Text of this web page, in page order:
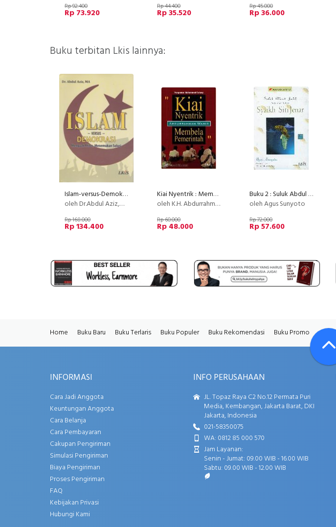
Rp 92.400
Rp 73.920
Rp 44.400
Rp 35.520
Rp 45.000
Rp 36.000
Buku terbitan Lkis lainnya:
Islam-versus-Demokrasi : menguak mitos,menemukan solusi
oleh Dr.Abdul Aziz,MA
Rp 168.000
Rp 134.400
Kiai Nyentrik : Membela Pemerintah
oleh K.H. Abdurrahman Wahid
Rp 60.000
Rp 48.000
Buku 2 : Suluk Abdul Jalil Perjalanan Ruhani Syaikh Siti Jenar
oleh Agus Sunyoto
Rp 72.000
Rp 57.600
Home Buku Baru Buku Terlaris Buku Populer Buku Rekomendasi Buku Promo
INFORMASI
Cara Jadi Anggota
Keuntungan Anggota
Cara Belanja
Cara Pembayaran
Cakupan Pengiriman
Simulasi Pengiriman
Biaya Pengiriman
Proses Pengiriman
FAQ
Kebijakan Privasi
Hubungi Kami
INFO PERUSAHAAN
JL. Topaz Raya C2 No.12 Permata Puri
Media, Kembangan, Jakarta Barat, DKI
Jakarta, Indonesia
021-58350075
WA: 0812 85 000 570
Jam Layanan:
Senin - Jumat: 09.00 WIB - 16.00 WIB
Sabtu: 09.00 WIB - 12.00 WIB